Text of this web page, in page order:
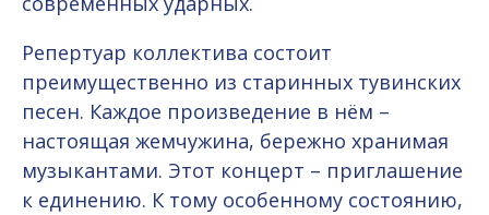
Репертуар коллектива состоит
преимущественно из старинных тувинских
песен. Каждое произведение в нём –
настоящая жемчужина, бережно хранимая
музыкантами. Этот концерт – приглашение
к единению. К тому особенному состоянию,